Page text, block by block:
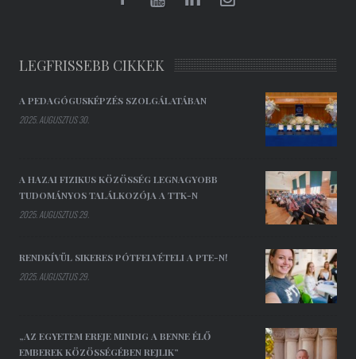
LEGFRISSEBB CIKKEK
A PEDAGÓGUSKÉPZÉS SZOLGÁLATÁBAN
2025. AUGUSZTUS 30.
A HAZAI FIZIKUS KÖZÖSSÉG LEGNAGYOBB
TUDOMÁNYOS TALÁLKOZÓJA A TTK-N
2025. AUGUSZTUS 29.
RENDKÍVÜL SIKERES PÓTFELVÉTELI A PTE-N!
2025. AUGUSZTUS 29.
„AZ EGYETEM EREJE MINDIG A BENNE ÉLŐ
EMBEREK KÖZÖSSÉGÉBEN REJLIK”